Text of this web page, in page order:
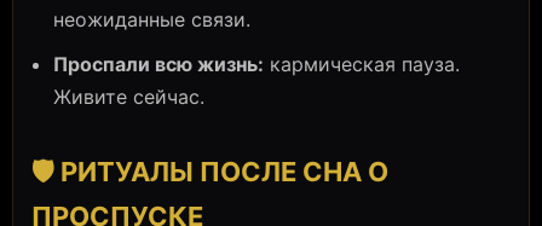
неожиданные связи.
Проспали всю жизнь: кармическая пауза.
Живите сейчас.
🛡️ РИТУАЛЫ ПОСЛЕ СНА О
ПРОСПУСКЕ